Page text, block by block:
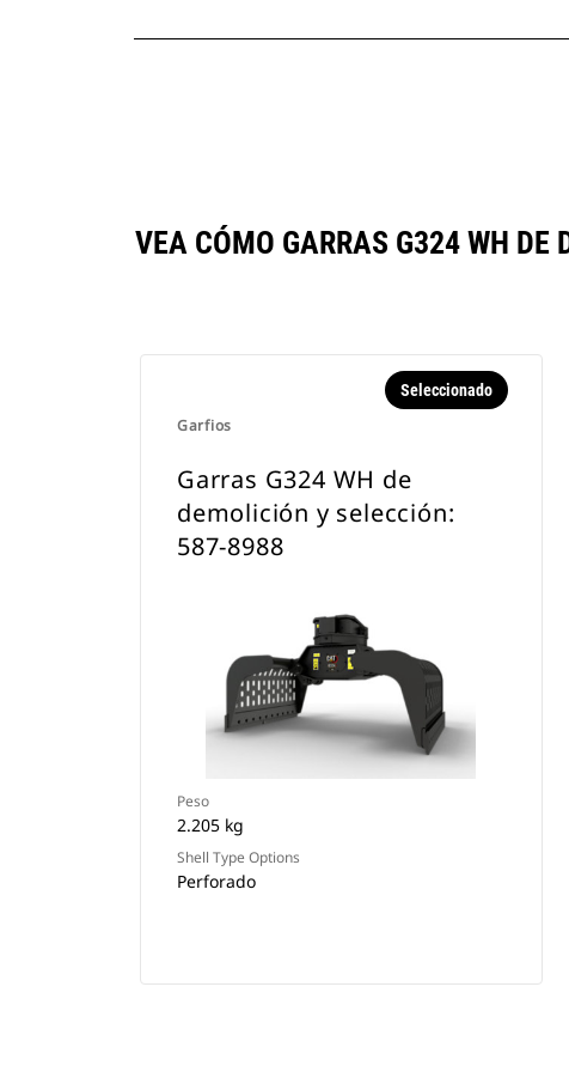
VEA CÓMO GARRAS G324 WH DE
Garfios
Seleccionado
Garras G324 WH de
demolición y selección:
587-8988
Peso
2.205 kg
Shell Type Options
Perforado